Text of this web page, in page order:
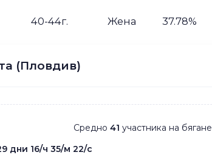
40-44г. Жена 37.78%
(Пловдив)
Средно41 участника на бягане
дни 16/ч 35/м 22/с